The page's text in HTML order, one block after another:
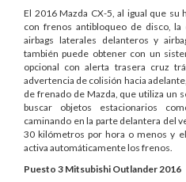
El 2016 Mazda CX-5, al igual que su
con frenos antibloqueo de disco,
airbags laterales delanteros y
también puede obtener con un
opcional con alerta trasera cruz
advertencia de colisión hacia
de frenado de Mazda, que utiliza un
buscar objetos estacionarios
caminando en la parte delantera del
30 kilómetros por hora o menos y
activa automáticamente los frenos.
Puesto 3 Mitsubishi Outlander 2016